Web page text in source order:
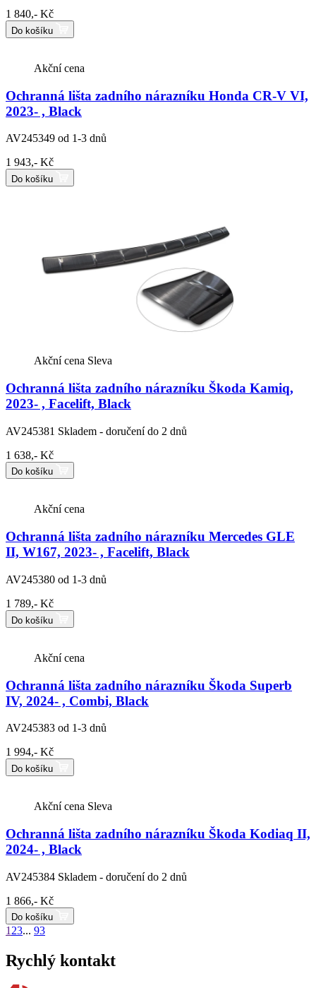
1 840,- Kč
Do košíku
Akční cena
Ochranná lišta zadního nárazníku Honda CR-V VI,
2023- , Black
AV245349 od 1-3 dnů
1 943,- Kč
Do košíku
Akční cena Sleva
Ochranná lišta zadního nárazníku Škoda Kamiq,
2023- , Facelift, Black
AV245381 Skladem - doručení do 2 dnů
1 638,- Kč
Do košíku
Akční cena
Ochranná lišta zadního nárazníku Mercedes GLE
II, W167, 2023- , Facelift, Black
AV245380 od 1-3 dnů
1 789,- Kč
Do košíku
Akční cena
Ochranná lišta zadního nárazníku Škoda Superb
IV, 2024- , Combi, Black
AV245383 od 1-3 dnů
1 994,- Kč
Do košíku
Akční cena Sleva
Ochranná lišta zadního nárazníku Škoda Kodiaq II,
2024- , Black
AV245384 Skladem - doručení do 2 dnů
1 866,- Kč
Do košíku
123... 93
Rychlý kontakt